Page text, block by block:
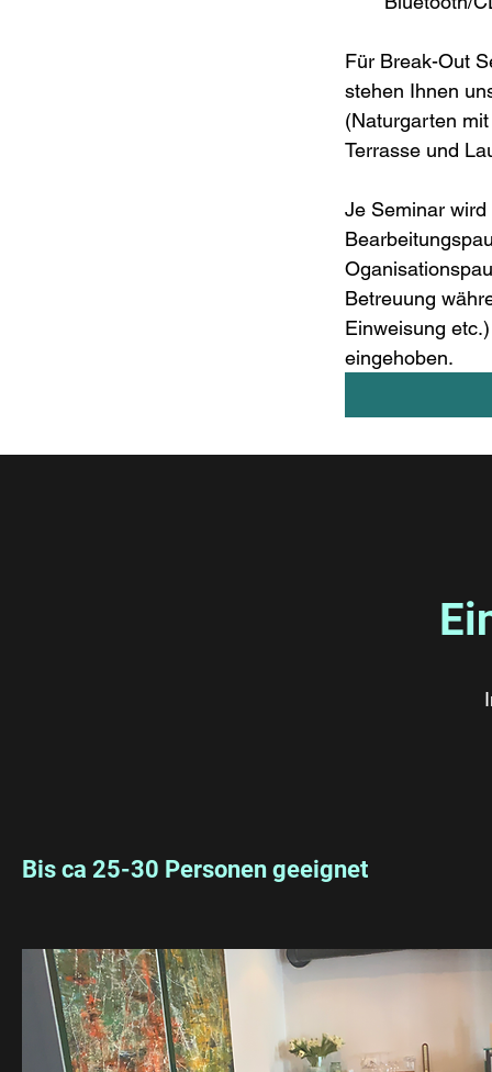
Für Break-Out
stehen Ihnen
(Naturgarten
Terrasse und
Je Seminar wird
Betreuung
Einweisung
Bis ca 25-30 Personen geeignet